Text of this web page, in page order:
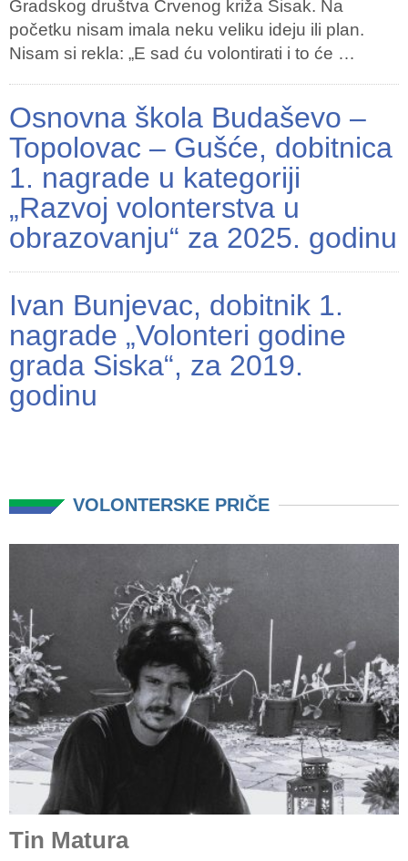
Gradskog društva Crvenog križa Sisak. Na
početku nisam imala neku veliku ideju ili plan.
Nisam si rekla: „E sad ću volontirati i to će …
Osnovna škola Budaševo –
Topolovac – Gušće, dobitnica
1. nagrade u kategoriji
„Razvoj volonterstva u
obrazovanju“ za 2025. godinu
Ivan Bunjevac, dobitnik 1.
nagrade „Volonteri godine
grada Siska“, za 2019.
godinu
VOLONTERSKE PRIČE
Tin Matura